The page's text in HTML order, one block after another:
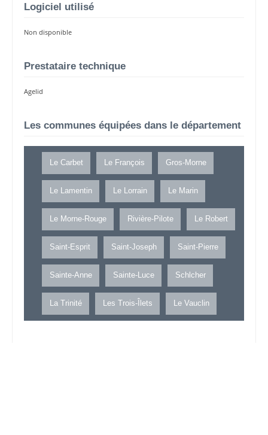
Logiciel utilisé
Non disponible
Prestataire technique
Agelid
Les communes équipées dans le département
Le Carbet Le François Gros-Morne
Le Lamentin Le Lorrain Le Marin
Le Morne-Rouge Rivière-Pilote Le Robert
Saint-Esprit Saint-Joseph Saint-Pierre
Sainte-Anne Sainte-Luce Schlcher
La Trinité Les Trois-Îlets Le Vauclin